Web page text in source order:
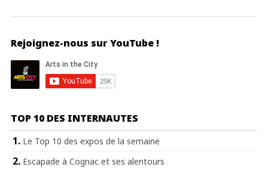
Rejoignez-nous sur YouTube !
TOP 10 DES INTERNAUTES
Le Top 10 des expos de la semaine
Escapade à Cognac et ses alentours